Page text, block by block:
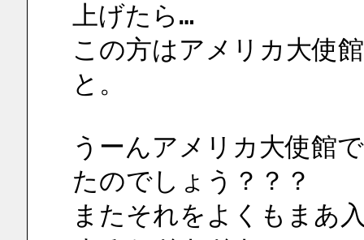
上げたら…
この方はアメリカ大使
と。
うーんアメリカ大使館
たのでしょう？？？
またそれをよくもまあ